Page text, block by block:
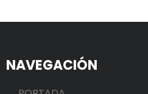
NAVEGACIÓN